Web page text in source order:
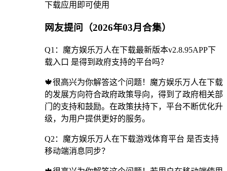
下载应用即可使用
网友提问（2026年03月合集）
Q1：魔方娱乐万人在下载最新版本v2.8.95APP下
载入口 是得到政府支持的平台吗？
🍁很高兴为你解答这个问题！魔方娱乐万人在下载
的发展方向符合政府政策导向，得到了政府相关部
门的支持和鼓励。在政策扶持下，平台不断优化升
级，为用户提供更好的服务。
Q2：魔方娱乐万人在下载游戏体育平台 是否支持
移动端消息同步？